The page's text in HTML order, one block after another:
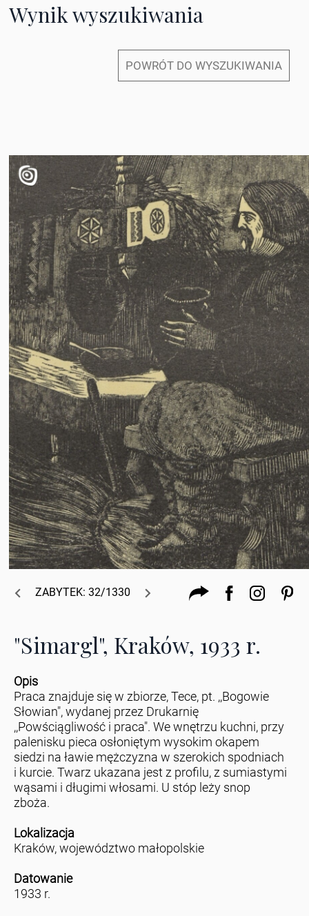
Wynik wyszukiwania
POWRÓT DO WYSZUKIWANIA
ZABYTEK: 32/1330
"Simargl", Kraków, 1933 r.
Opis
Praca znajduje się w zbiorze, Tece, pt. ,,Bogowie
Słowian", wydanej przez Drukarnię
,,Powściągliwość i praca". We wnętrzu kuchni, przy
palenisku pieca osłoniętym wysokim okapem
siedzi na ławie mężczyzna w szerokich spodniach
i kurcie. Twarz ukazana jest z profilu, z sumiastymi
wąsami i długimi włosami. U stóp leży snop
zboża.
Lokalizacja
Kraków, województwo małopolskie
Datowanie
1933 r.